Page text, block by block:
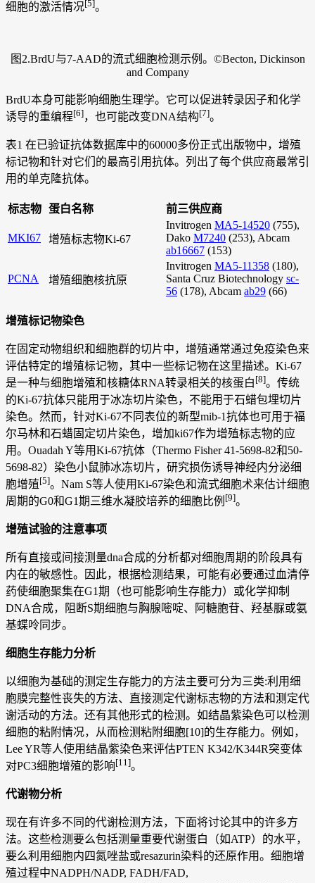
细胞的激活情况[5]。
图2.BrdU与7-AAD的流式细胞检测示例。©Becton, Dickinson
and Company
BrdU本身可能影响细胞生理学。它可以促进转录因子和化学
诱导的重编程[6]，也可能改变DNA结构[7]。
表1 在已验证抗体数据库中的60000多份正式出版物中，增殖
标记物和针对它们的最高引用抗体。列出了每个供应商最常引
用的单克隆抗体。
标志物 蛋白名称 前三供应商
MKI67 增殖标志物Ki-67
Invitrogen MA5-14520 (755),
Dako M7240 (253), Abcam
ab16667 (153)
PCNA 增殖细胞核抗原
Invitrogen MA5-11358 (180),
Santa Cruz Biotechnology sc-
56 (178), Abcam ab29 (66)
增殖标记物染色
在固定动物组织和细胞群的切片中，增殖通常通过免疫染色来
评估特定的增殖标记物，其中一些标记物在这里描述。Ki-67
是一种与细胞增殖和核糖体RNA转录相关的核蛋白 [8]。传统
的Ki-67抗体只能用于冰冻切片染色，不能用于石蜡包埋切片
染色。然而，针对Ki-67不同表位的新型mib-1抗体也可用于福
尔马林和石蜡固定切片染色，增加ki67作为增殖标志物的应
用。Ouadah Y等用Ki-67抗体（Thermo Fisher 41-5698-82和50-
5698-82）染色小鼠肺冰冻切片，研究损伤诱导神经内分泌细
胞增殖[5]。Nam S等人使用Ki-67染色和流式细胞术来估计细胞
周期的G0和G1期三维水凝胶培养的细胞比例 [9]。
增殖试验的注意事项
所有直接或间接测量dna合成的分析都对细胞周期的阶段具有
内在的敏感性。因此，根据检测结果，可能有必要通过血清停
药使细胞聚集在G1期（也可能影响生存能力）或化学抑制
DNA合成，阻断S期细胞与胸腺嘧啶、阿糖胞苷、羟基脲或氨
基蝶呤同步。
细胞生存能力分析
以细胞为基础的测定生存能力的方法主要可分为三类:利用细
胞膜完整性丧失的方法、直接测定代谢标志物的方法和测定代
谢活动的方法。还有其他形式的检测。如结晶紫染色可以检测
细胞的粘附情况，从而检测粘附细胞[10]的生存能力。例如，
Lee YR等人使用结晶紫染色来评估PTEN K342/K344R突变体
对PC3细胞增殖的影响[11]。
代谢物分析
现在有许多不同的代谢检测方法，下面将讨论其中的许多方
法。这些检测要么包括测量重要代谢蛋白（如ATP）的水平，
要么利用细胞内四氮唑盐或resazurin染料的还原作用。细胞增
殖过程中NADPH/NADP, FADH/FAD,